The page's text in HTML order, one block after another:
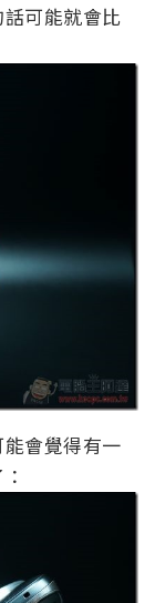
可能就會比
會覺得有一